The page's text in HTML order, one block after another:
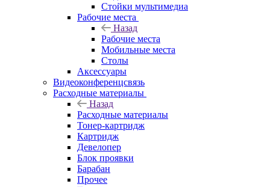
Стойки мультимедиа
Рабочие места
Назад
Рабочие места
Мобильные места
Столы
Аксессуары
Видеоконференцсвязь
Расходные материалы
Назад
Расходные материалы
Тонер-картридж
Картридж
Девелопер
Блок проявки
Барабан
Прочее